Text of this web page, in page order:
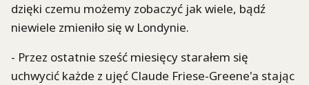
dzięki czemu możemy zobaczyć jak wiele, bądź
niewiele zmieniło się w Londynie.
- Przez ostatnie sześć miesięcy starałem się
uchwycić każde z ujęć Claude Friese-Greene'a stając